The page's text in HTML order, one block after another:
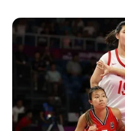
El mundo de la
luto este **8 de
confirmó el
cantante